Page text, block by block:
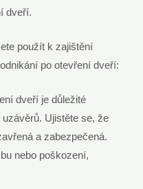
dveří.
použít k zajištění
po otevření dveří:
dveří je důležité
Ujistěte se, že
a zabezpečená.
nebo poškození,